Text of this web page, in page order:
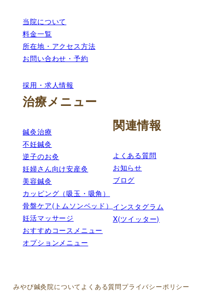
当院について
料金一覧
所在地・アクセス方法
お問い合わせ・予約
採用・求人情報
治療メニュー
鍼灸治療
不妊鍼灸
逆子のお灸
妊婦さん向け安産灸
美容鍼灸
カッピング（吸玉・吸角）
骨盤ケア(トムソンベッド）
妊活マッサージ
おすすめコースメニュー
オプションメニュー
関連情報
よくある質問
お知らせ
ブログ
インスタグラム
X(ツイッター)
みやび鍼灸院についてよくある質問プライバシーポリシー